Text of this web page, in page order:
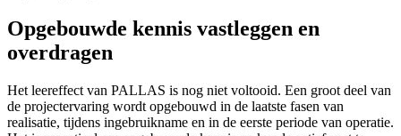
Opgebouwde kennis vastleggen en
overdragen
Het leereffect van PALLAS is nog niet voltooid. Een groot deel van
de projectervaring wordt opgebouwd in de laatste fasen van
realisatie, tijdens ingebruikname en in de eerste periode van operatie.